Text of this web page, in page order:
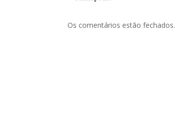
Os comentários estão fechados.